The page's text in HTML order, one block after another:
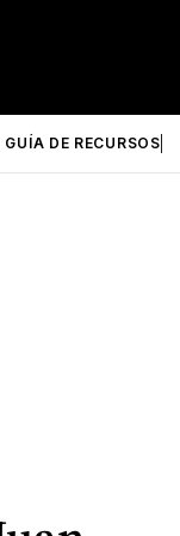
GUÍA DE RECURSOS